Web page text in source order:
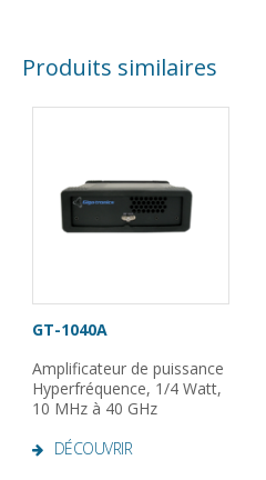
Produits similaires
GT-1040A
Amplificateur de puissance
Hyperfréquence, 1/4 Watt,
10 MHz à 40 GHz
DÉCOUVRIR